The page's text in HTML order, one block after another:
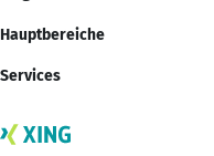
Hauptbereiche
Services